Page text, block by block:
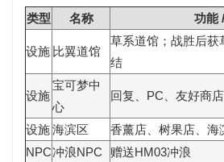
类型 名称 功能
设施 比翼道馆
草系道馆；战胜后获
结
设施
宝可梦中
心
回复、PC、友好商店
设施海滨区
香薰店、树果店、海
NPC冲浪NPC 赠送HM03冲浪